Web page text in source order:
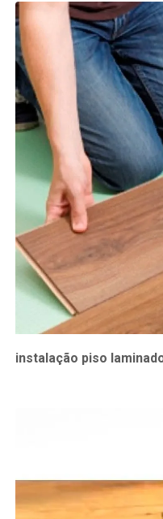
instalação piso